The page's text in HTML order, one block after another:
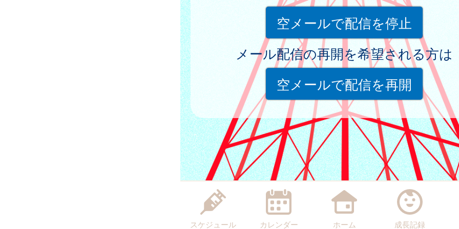
空メールで配信を停止
メール配信の再開を希望される方は
空メールで配信を再開
スケジュール カレンダー ホーム 成長記録